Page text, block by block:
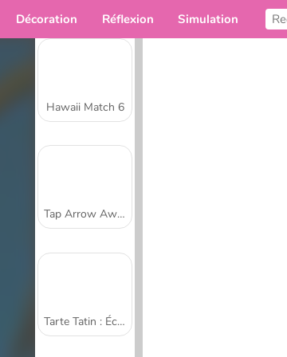
Décoration Réflexion Simulation
Hawaii Match 6
Tap Arrow Away
Tarte Tatin : École de cuisine de Sara